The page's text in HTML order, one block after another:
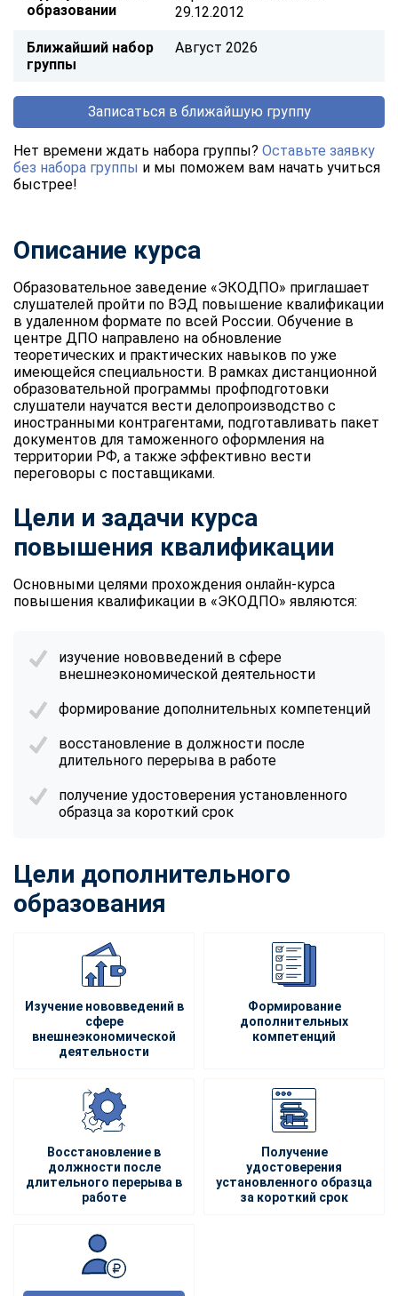
образовании
29.12.2012
Ближайший набор
группы
Август 2026
Записаться в ближайшую группу
Нет времени ждать набора группы? Оставьте заявку
без набора группы и мы поможем вам начать учиться
быстрее!
Описание курса
Образовательное заведение «ЭКОДПО» приглашает
слушателей пройти по ВЭД повышение квалификации
в удаленном формате по всей России. Обучение в
центре ДПО направлено на обновление
теоретических и практических навыков по уже
имеющейся специальности. В рамках дистанционной
образовательной программы профподготовки
слушатели научатся вести делопроизводство с
иностранными контрагентами, подготавливать пакет
документов для таможенного оформления на
территории РФ, а также эффективно вести
переговоры с поставщиками.
Цели и задачи курса
повышения квалификации
Основными целями прохождения онлайн-курса
повышения квалификации в «ЭКОДПО» являются:
изучение нововведений в сфере
внешнеэкономической деятельности
формирование дополнительных компетенций
восстановление в должности после
длительного перерыва в работе
получение удостоверения установленного
образца за короткий срок
Цели дополнительного
образования
Изучение нововведений в
сфере
внешнеэкономической
деятельности
Формирование
дополнительных
компетенций
Восстановление в
должности после
длительного перерыва в
работе
Получение
удостоверения
установленного образца
за короткий срок